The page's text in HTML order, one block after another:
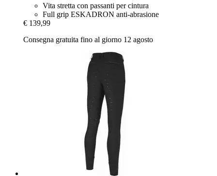
Vita stretta con passanti per cintura
Full grip ESKADRON anti-abrasione
€ 139,99
Consegna gratuita fino al giorno 12 agosto